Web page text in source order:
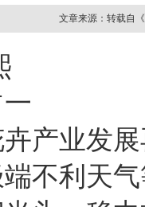
文章来源：转载自
产业发
不利天